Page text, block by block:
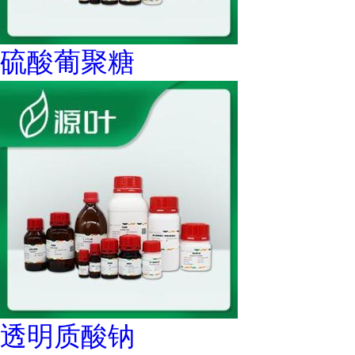
硫酸葡聚糖
透明质酸钠